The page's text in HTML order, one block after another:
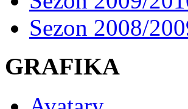
Sezon 2008/
GRAFIKA